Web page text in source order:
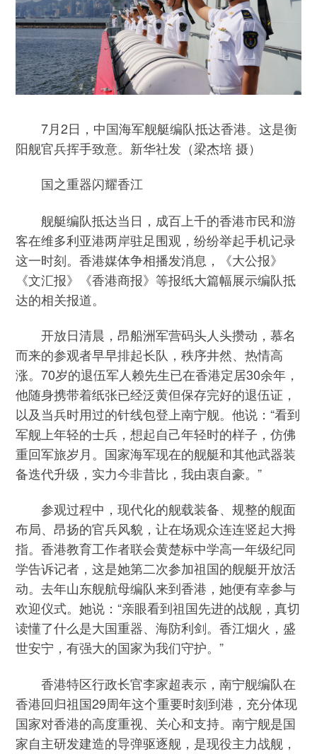
7月2日，中国海军舰艇编队抵达香港。这是衡
阳舰官兵挥手致意。新华社发（梁杰培 摄）
国之重器闪耀香江
舰艇编队抵达当日，成百上千的香港市民和游
客在维多利亚港两岸驻足围观，纷纷举起手机记录
这一时刻。香港媒体争相播发消息，《大公报》
《文汇报》《香港商报》等报纸大篇幅展示编队抵
达的相关报道。
开放日清晨，昂船洲军营码头人头攒动，慕名
而来的参观者早早排起长队，秩序井然、热情高
涨。70岁的退伍军人赖先生已在香港定居30余年，
他随身携带着纸张已经泛黄但保存完好的退伍证，
以及当兵时用过的针线包登上南宁舰。他说：“看到
军舰上年轻的士兵，想起自己年轻时的样子，仿佛
重回军旅岁月。国家海军现在的舰艇和其他武器装
备迭代升级，实力今非昔比，我由衷自豪。”
参观过程中，现代化的舰载装备、规整的舰面
布局、昂扬的官兵风貌，让在场观众连连竖起大拇
指。香港教育工作者联会黄楚标中学高一年级纪同
学告诉记者，这是她第二次参加祖国的舰艇开放活
动。去年山东舰航母编队来到香港，她便有幸参与
欢迎仪式。她说：“亲眼看到祖国先进的战舰，真切
读懂了什么是大国重器、海防利剑。香江烟火，盛
世安宁，有强大的国家为我们守护。”
香港特区行政长官李家超表示，南宁舰编队在
香港回归祖国29周年这个重要时刻到港，充分体现
国家对香港的高度重视、关心和支持。南宁舰是国
家自主研发建造的导弹驱逐舰，是现役主力战舰，